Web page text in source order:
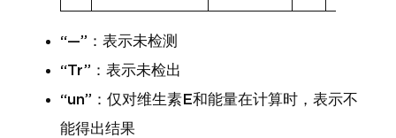
“—”：表示未检测
“Tr”：表示未检出
“un”：仅对维生素E和能量在计算时，表示不
能得出结果